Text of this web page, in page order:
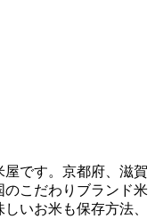
です。京都府、滋賀
こだわりブランド米
いお米も保存方法、